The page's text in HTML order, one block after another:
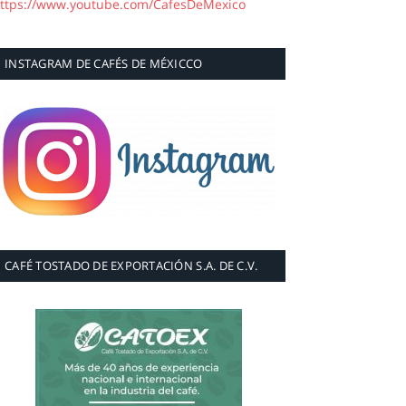
www.youtube.com/CafesDeMexico
INSTAGRAM DE CAFÉS DE MÉXICCO
CAFÉ TOSTADO DE EXPORTACIÓN S.A. DE C.V.